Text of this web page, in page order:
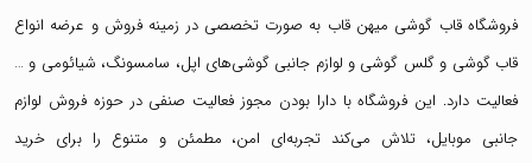
فروشگاه قاب گوشی میهن قاب به صورت تخصصی در زمینه فروش و عرضه انواع
قاب گوشی وگلس گوشی و لوازم جانبی گوشی‌های اپل، سامسونگ، شیائومی و …
فعالیت دارد. این فروشگاه با دارا بودن مجوز فعالیت صنفی در حوزه فروش لوازم
جانبی موبایل، تلاش می‌کند تجربه‌ای امن، مطمئن و متنوع را برای خرید